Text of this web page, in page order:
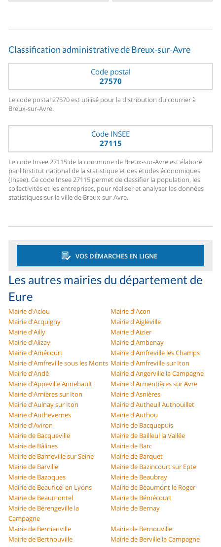
Classification administrative de Breux-sur-Avre
Code postal
27570
Le code postal 27570 est utilisé pour la distribution du courrier à
Breux-sur-Avre.
Code INSEE
27115
Le code Insee 27115 de la commune de Breux-sur-Avre est élaboré
par l'Institut national de la statistique et des études économiques
(Insee). Ce code Insee 27115 permet de classifier la population, les
collectivités et les entreprises, pour réaliser et analyser les données
statistiques sur la ville de Breux-sur-Avre.
VOS DÉMARCHES EN LIGNE
Les autres mairies du département de
Eure
Mairie d'Aclou
Mairie d'Acon
Mairie d'Acquigny
Mairie d'Aigleville
Mairie d'Ailly
Mairie d'Aizier
Mairie d'Alizay
Mairie d'Ambenay
Mairie d'Amécourt
Mairie d'Amfreville les Champs
Mairie d'Amfreville sous les Monts Mairie d'Amfreville sur Iton
Mairie d'Andé
Mairie d'Angerville la Campagne
Mairie d'Appeville Annebault
Mairie d'Armentières sur Avre
Mairie d'Arnières sur Iton
Mairie d'Asnières
Mairie d'Aulnay sur Iton
Mairie d'Autheuil Authouillet
Mairie d'Authevernes
Mairie d'Authou
Mairie d'Aviron
Mairie de Bacquepuis
Mairie de Bacqueville
Mairie de Bailleul la Vallée
Mairie de Bâlines
Mairie de Barc
Mairie de Barneville sur Seine
Mairie de Barquet
Mairie de Barville
Mairie de Bazincourt sur Epte
Mairie de Bazoques
Mairie de Beaubray
Mairie de Beauficel en Lyons
Mairie de Beaumont le Roger
Mairie de Beaumontel
Mairie de Bémécourt
Mairie de Bérengeville la
Campagne
Mairie de Bernay
Mairie de Bernienville
Mairie de Bernouville
Mairie de Berthouville
Mairie de Berville la Campagne